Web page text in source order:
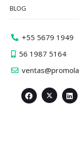
BLOG
+55 5679 1949
56 1987 5164